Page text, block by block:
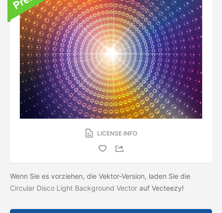
LICENSE INFO
Wenn Sie es vorziehen, die Vektor-Version, laden Sie die
Circular Disco Light Background Vector auf Vecteezy!